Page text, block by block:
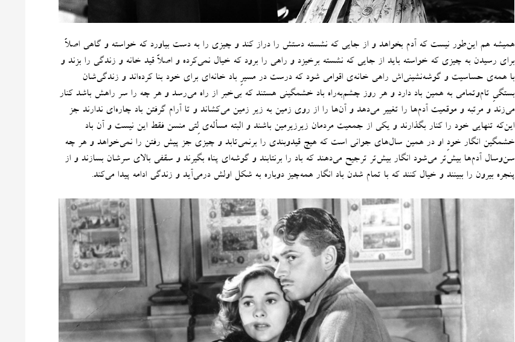
همیشه هم این‌طور نیست که آدم بخواهد و از جایی که نشسته دستش را دراز کند و چیزی را به دست بیاورد که خواسته و گاهی اصلاً
برای رسیدن به چیزی که خواسته باید از جایی که نشسته برخیزد و راهی را برود که خیال نمی‌کرده و اصلاً قید خانه و زندگی را بزند و
با همه‌ی حساسیت و گوشه‌نشینی‌اش راهی خانه‌ی اقوامی شود که درست در مسیرِ باد خانه‌ای برای خود بنا کرده‌اند و زندگی‌شان
بستگیِ تام‌وتمامی به همین باد دارد و هر روز چشم‌به‌راه باد خشمگینی هستند که بی‌خبر از راه می‌رسد و هر چه را سر راهش باشد کنار
می‌زند و ‌مرتبه و موقعیت آدم‌ها را تغییر می‌دهد و آن‌ها را از روی زمین به زیر زمین می‌کشاند و تا آرام گرفتن باد چاره‌ای ندارند جز
این‌که تنهایی خود را کنار بگذارند و یکی از جمعیت مردمان زیرزیرمین باشند و البته مسأله‌ی لِتی منسن فقط این نیست و آن باد
خشمگین انگار خودِ او در همین سال‌های جوانی است که هیچ قیدوبندی را برنمی‌تابد و چیزی جز پیش رفتن را نمی‌خواهد و هر چه
سن‌وسال آدم‌ها بیش‌تر می‌شود انگار بیش‌تر ترجیح می‌دهند که باد را برنتابند و گوشه‌ای پناه بگیرند و سقفی بالای سرشان بسازند و از
پنجره بیرون را ببینند و خیال کنند که با تمام شدن باد انگار همه‌چیز دوباره به شکل اولش درمی‌آید و زندگی ادامه پیدا می‌کند.